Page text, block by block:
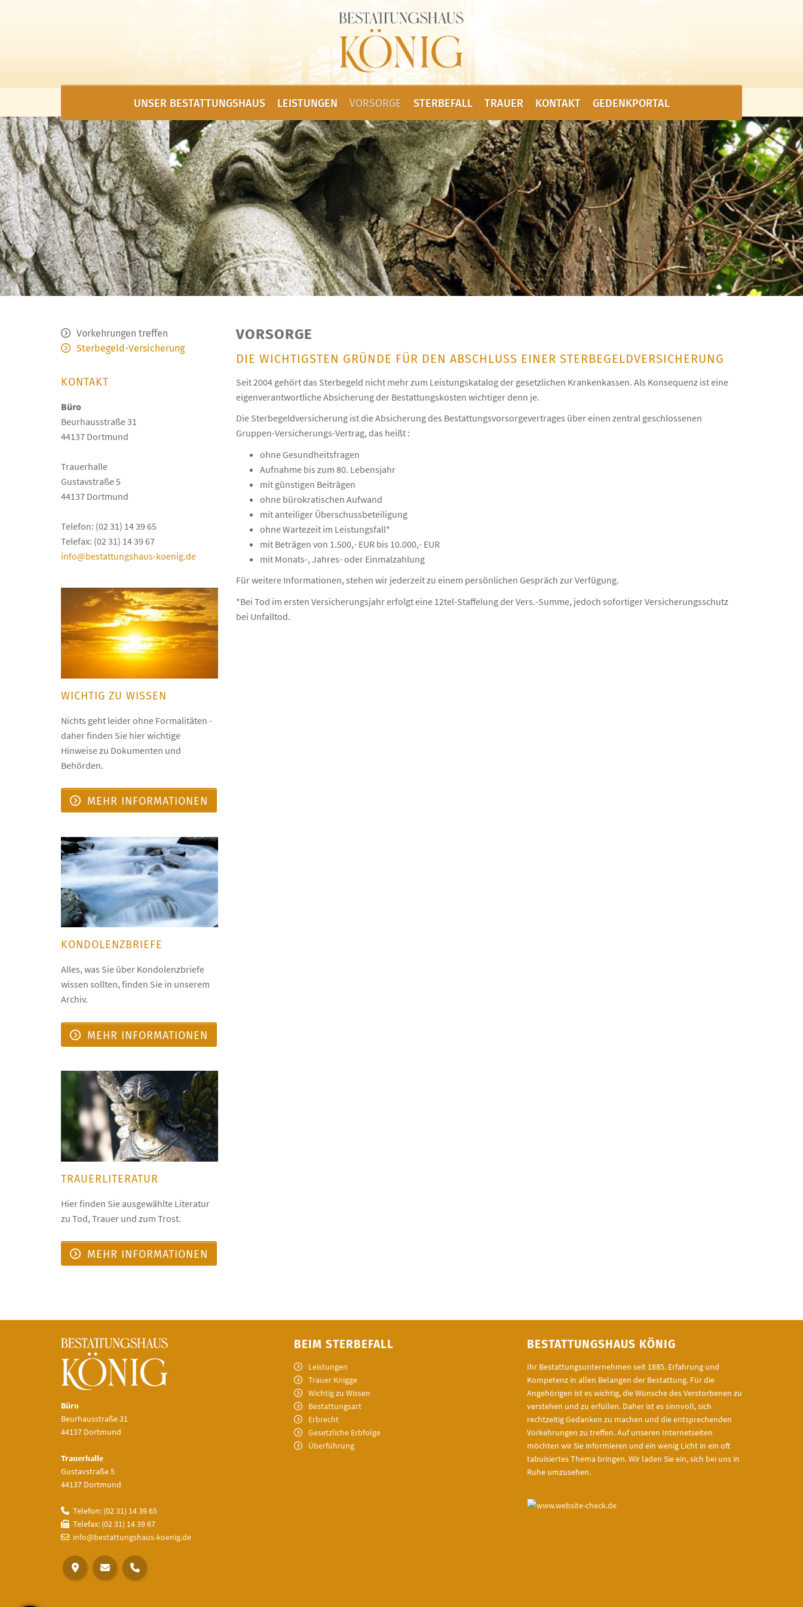
UNSER BESTATTUNGSHAUS LEISTUNGEN VORSORGE STERBEFALL TRAUER KONTAKT GEDENKPORTAL
Vorkehrungen treffen
Sterbegeld-Versicherung
KONTAKT
Büro
Beurhausstraße 31
44137 Dortmund
Trauerhalle
Gustavstraße 5
44137 Dortmund
Telefon: (02 31) 14 39 65
Telefax: (02 31) 14 39 67
info@bestattungshaus-koenig.de
WICHTIG ZU WISSEN
Nichts geht leider ohne Formalitäten -
daher finden Sie hier wichtige
Hinweise zu Dokumenten und
Behörden.
MEHR INFORMATIONEN
KONDOLENZBRIEFE
Alles, was Sie über Kondolenzbriefe
wissen sollten, finden Sie in unserem
Archiv.
MEHR INFORMATIONEN
TRAUERLITERATUR
Hier finden Sie ausgewählte Literatur
zu Tod, Trauer und zum Trost.
MEHR INFORMATIONEN
VORSORGE
DIE WICHTIGSTEN GRÜNDE FÜR DEN ABSCHLUSS EINER STERBEGELDVERSICHERUNG
Seit 2004 gehört das Sterbegeld nicht mehr zum Leistungskatalog der gesetzlichen Krankenkassen. Als Konsequenz ist eine
eigenverantwortliche Absicherung der Bestattungskosten wichtiger denn je.
Die Sterbegeldversicherung ist die Absicherung des Bestattungsvorsorgevertrages über einen zentral geschlossenen
Gruppen-Versicherungs-Vertrag, das heißt :
ohne Gesundheitsfragen
Aufnahme bis zum 80. Lebensjahr
mit günstigen Beiträgen
ohne bürokratischen Aufwand
mit anteiliger Überschussbeteiligung
ohne Wartezeit im Leistungsfall*
mit Beträgen von 1.500,- EUR bis 10.000,- EUR
mit Monats-, Jahres- oder Einmalzahlung
Für weitere Informationen, stehen wir jederzeit zu einem persönlichen Gespräch zur Verfügung.
*Bei Tod im ersten Versicherungsjahr erfolgt eine 12tel-Staffelung der Vers.-Summe, jedoch sofortiger Versicherungsschutz
bei Unfalltod.
Büro
Beurhausstraße 31
44137 Dortmund
Trauerhalle
Gustavstraße 5
44137 Dortmund
Telefon: (02 31) 14 39 65
Telefax: (02 31) 14 39 67
info@bestattungshaus-koenig.de
BEIM STERBEFALL
Leistungen
Trauer Knigge
Wichtig zu Wissen
Bestattungsart
Erbrecht
Gesetzliche Erbfolge
Überführung
BESTATTUNGSHAUS KÖNIG
Ihr Bestattungsunternehmen seit 1885. Erfahrung und
Kompetenz in allen Belangen der Bestattung. Für die
Angehörigen ist es wichtig, die Wünsche des Verstorbenen zu
verstehen und zu erfüllen. Daher ist es sinnvoll, sich
rechtzeitig Gedanken zu machen und die entsprechenden
Vorkehrungen zu treffen. Auf unseren Internetseiten
möchten wir Sie informieren und ein wenig Licht in ein oft
tabuisiertes Thema bringen. Wir laden Sie ein, sich bei uns in
Ruhe umzusehen.